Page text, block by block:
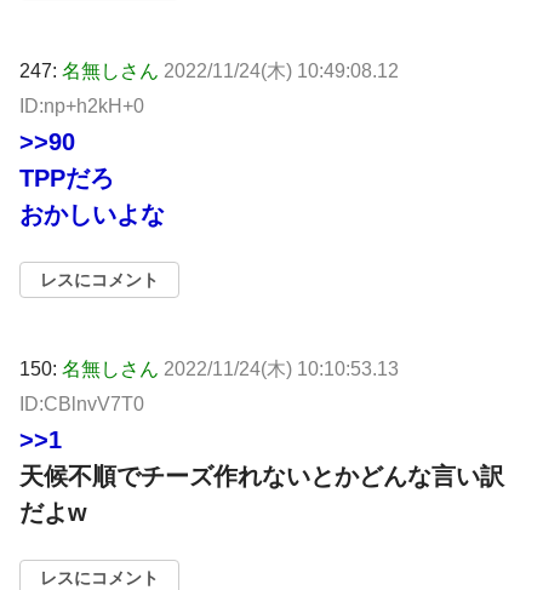
247: 名無しさん 2022/11/24(木) 10:49:08.12
ID:np+h2kH+0
>>90
TPPだろ
おかしいよな
レスにコメント
150: 名無しさん 2022/11/24(木) 10:10:53.13
ID:CBlnvV7T0
>>1
天候不順でチーズ作れないとかどんな言い訳
だよw
レスにコメント